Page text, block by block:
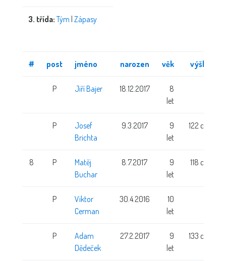
3. třída: Tým | Zápasy
# post jméno narozen věk výška
P Jiří Bajer 18.12.2017
8
let
P
Josef
Brichta
9.3.2017
9
let
122 cm
8 P
Matěj
Buchar
8.7.2017
9
let
118 cm
P
Viktor
Cerman
30.4.2016
10
let
P
Adam
Dědeček
27.2.2017
9
let
133 cm